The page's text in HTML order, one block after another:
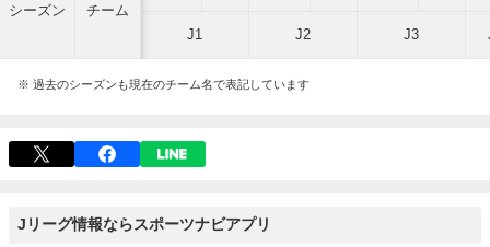
シーズン チーム
J1 J2 J3
※ 過去のシーズンも現在のチーム名で表記しています
Jリーグ情報ならスポーツナビアプリ